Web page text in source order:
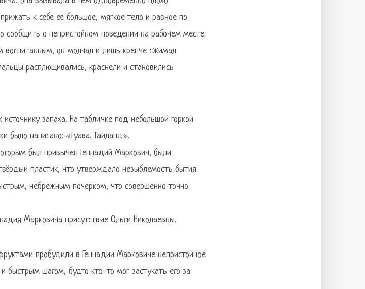
к себе её большое, мягкое тело и равное по
сообщить о непристойном поведении на рабочем месте.
воспитанным, он молчал и лишь крепче сжимал
расплющивались, краснели и становились
запаха. На табличке под небольшой горкой
было написано: «Гуава. Таиланд».
был привычен Геннадий Маркович, были
пластик, что утверждало незыблемость бытия.
небрежным почерком, что совершенно точно
Марковича присутствие Ольги Николаевны.
пробудили в Геннадии Марковиче непристойное
быстрым шагом, будто кто-то мог застукать его за